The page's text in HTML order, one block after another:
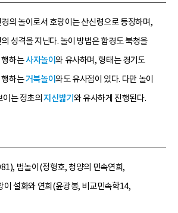
의 놀이로서 호랑이는 산신령으로 등장하며,
성격을 지닌다. 놀이 방법은 함경도 북청을
행하는사자놀이와 유사하며, 형태는 경기도
행하는거북놀이와도 유사점이 있다. 다만 놀이
이는 정초의지신밟기 와 유사하게 진행된다.
범놀이(정형호, 청양의 민속연희,
이 설화와 연희(윤광봉, 비교민속학14,